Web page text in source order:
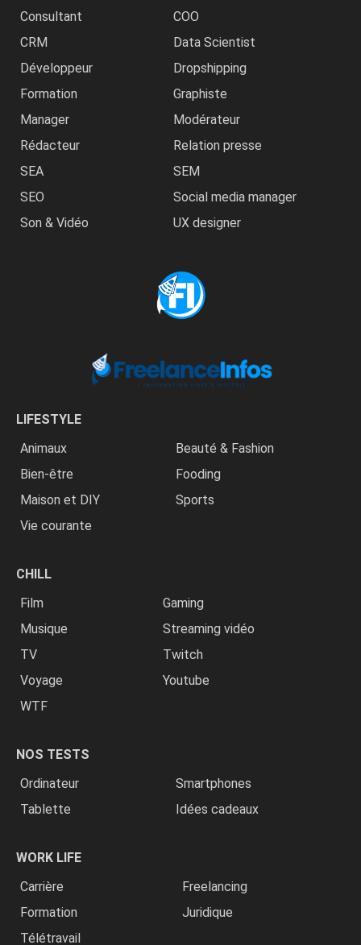
Consultant
COO
CRM
Data Scientist
Développeur
Dropshipping
Formation
Graphiste
Manager
Modérateur
Rédacteur
Relation presse
SEA
SEM
SEO
Social media manager
Son & Vidéo
UX designer
LIFESTYLE
Animaux
Beauté & Fashion
Bien-être
Fooding
Maison et DIY
Sports
Vie courante
CHILL
Film
Gaming
Musique
Streaming vidéo
TV
Twitch
Voyage
Youtube
WTF
NOS TESTS
Ordinateur
Smartphones
Tablette
Idées cadeaux
WORK LIFE
Carrière
Freelancing
Formation
Juridique
Télétravail